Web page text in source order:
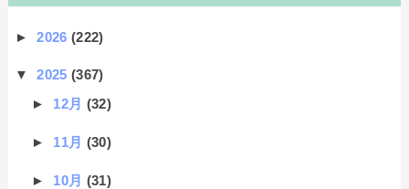
►2026(222)
▼2025(367)
► 12月 (32)
► 11月 (30)
► 10月 (31)